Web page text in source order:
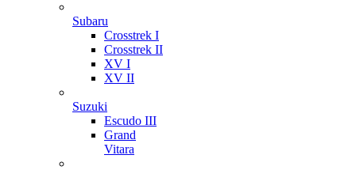
Subaru
Crosstrek I
Crosstrek II
XV I
XV II
Suzuki
Escudo III
Grand
Vitara